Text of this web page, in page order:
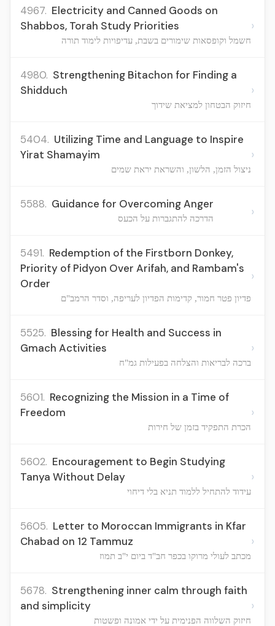
4967. Electricity and Canned Goods on
Shabbos, Torah Study Priorities
חשמל וקופסאות שימורים בשבת, עדיפויות לימוד תורה
›
4980. Strengthening Bitachon for Finding a
Shidduch
חיזוק הבטחון למציאת שידוך
›
5404. Utilizing Time and Language to Inspire
Yirat Shamayim
ניצול הזמן, הלשון, והשראת יראת שמים
›
5588. Guidance for Overcoming Anger
הדרכה להתגברות על הכעס ›
5491. Redemption of the Firstborn Donkey,
Priority of Pidyon Over Arifah, and Rambam's
Order
פדיון פטר חמור, קדימות הפדיון לעריפה, וסדר הרמב"ם
›
5525. Blessing for Health and Success in
Gmach Activities
ברכה לבריאות והצלחה בפעילות גמ"ח
›
5601. Recognizing the Mission in a Time of
Freedom
הכרת התפקיד בזמן של חירות
›
5602. Encouragement to Begin Studying
Tanya Without Delay
עידוד להתחיל ללמוד תניא בלי דיחוי
›
5605. Letter to Moroccan Immigrants in Kfar
Chabad on 12 Tammuz
מכתב לעולי מרוקו בכפר חב"ד ביום י"ב תמוז
›
5678. Strengthening inner calm through faith
and simplicity
חיזוק השלווה הפנימית על ידי אמונה ופשטות
›